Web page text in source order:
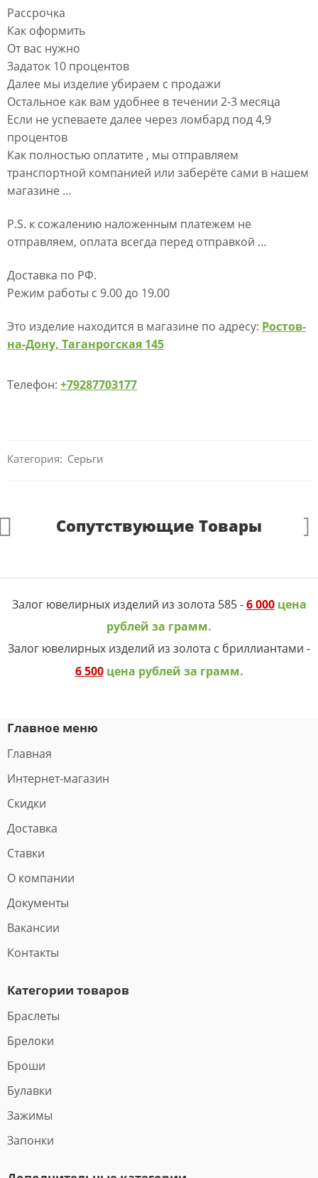
Рассрочка
Как оформить
От вас нужно
Задаток 10 процентов
Далее мы изделие убираем с продажи
Остальное как вам удобнее в течении 2-3 месяца
Если не успеваете далее через ломбард под 4,9
процентов
Как полностью оплатите , мы отправляем
транспортной компанией или заберёте сами в нашем
магазине …
P.S. к сожалению наложенным платежем не
отправляем, оплата всегда перед отправкой …
Доставка по РФ.
Режим работы с 9.00 до 19.00
Это изделие находится в магазине по адресу: Ростов-
на-Дону, Таганрогская 145
Телефон: +79287703177
Категория: Серьги
Сопутствующие Товары
Залог ювелирных изделий из золота 585 -6 000цена
рублей за грамм.
Залог ювелирных изделий из золота с бриллиантами -
6 500цена рублей за грамм.
Главное меню
Главная
Интернет-магазин
Скидки
Доставка
Ставки
О компании
Документы
Вакансии
Контакты
Категории товаров
Браслеты
Брелоки
Броши
Булавки
Зажимы
Запонки